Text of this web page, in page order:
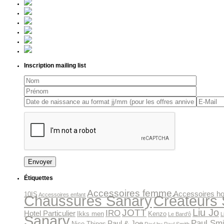
Inscription mailing list
Étiquettes
10IS Accessoires enfant Accessoires femme Accessoires
Chaussures SanaryCréateurs
Hotel Particulier Ikks men IROJOTT Kenzo Le Bard'ô Liu Jo
Sanary